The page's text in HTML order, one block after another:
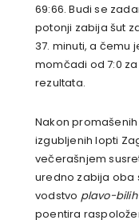
69:66. Budi se
potonji zabija šut
37. minuti, a čemu
momčadi od 7:0
rezultata.
Nakon
izgubljenih lopti
večerašnjem
uredno zabija oba
vodstvo plavo-
poentira